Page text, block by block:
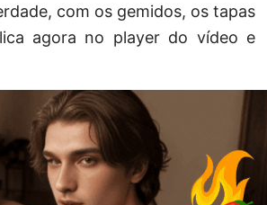
com os gemidos, os tapas
agora no player do vídeo e